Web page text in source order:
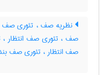
نظریه صف ، تئوری صف
صف ، تئوری صف انتظار ،
صف انتظار ، تئوری صف